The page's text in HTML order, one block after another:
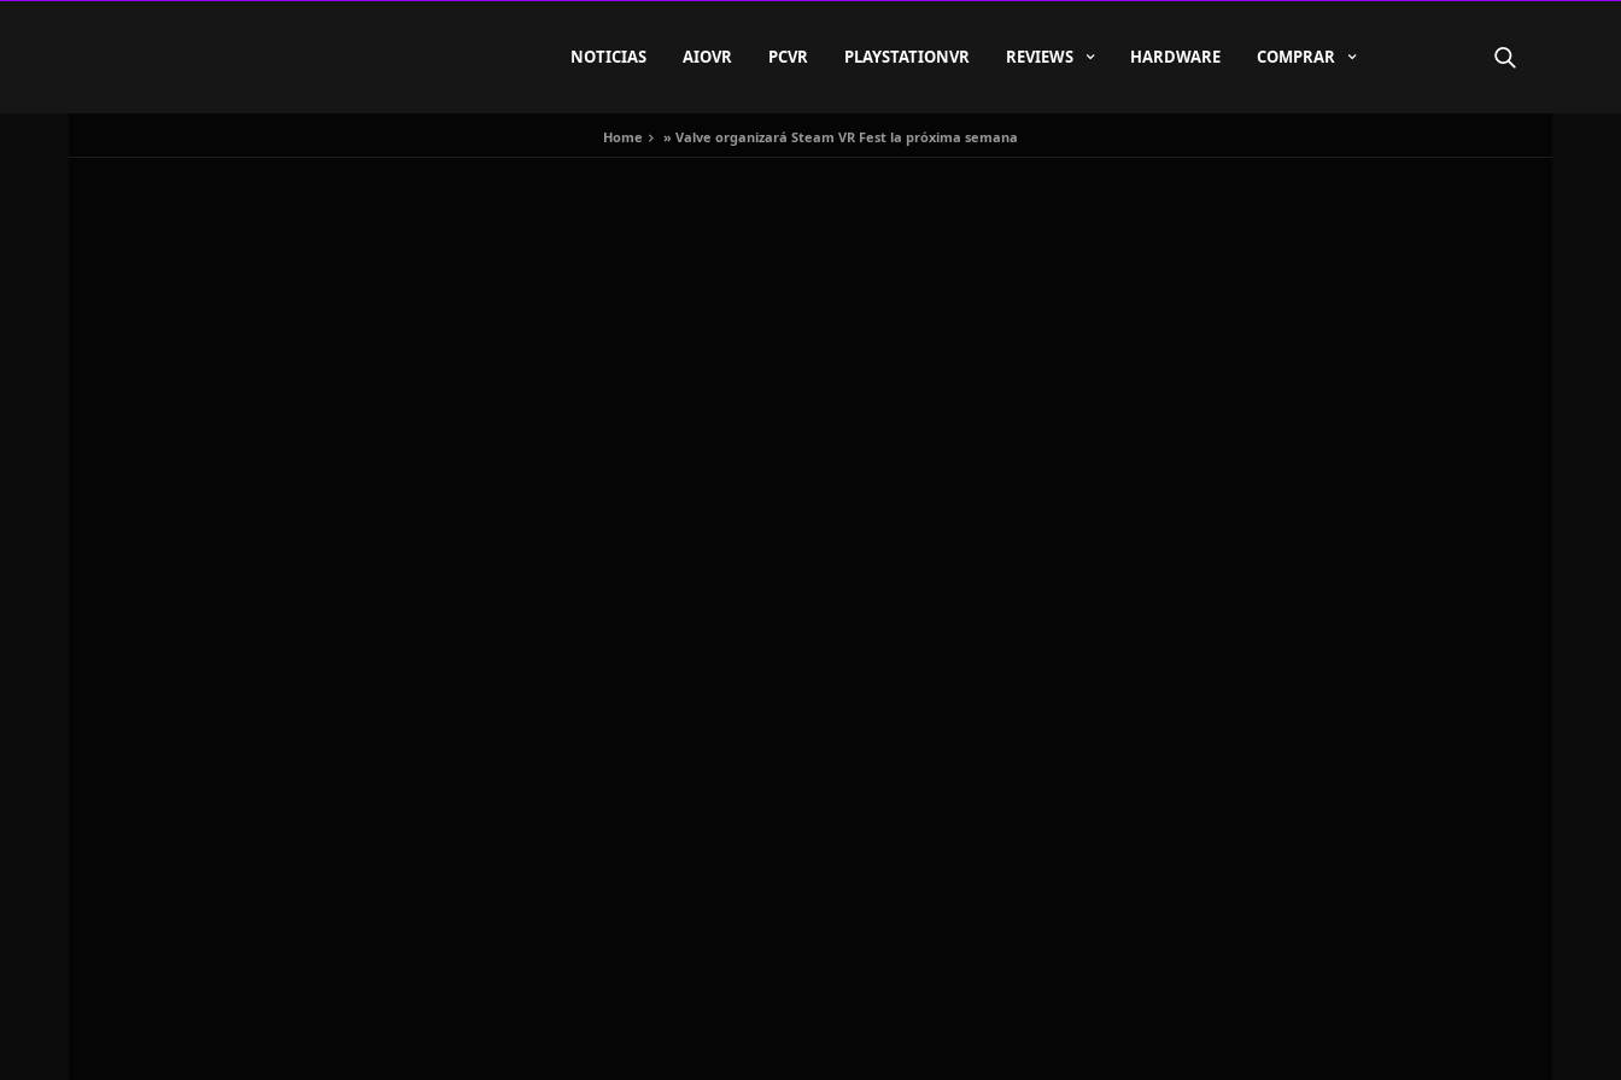
NOTICIAS AIOVR PCVR PLAYSTATIONVR REVIEWS HARDWARE COMPRAR
Home » Valve organizará Steam VR Fest la próxima semana